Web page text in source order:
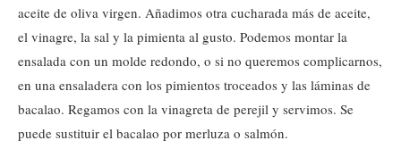
aceite de oliva virgen. Añadimos otra cucharada más de aceite,
el vinagre, la sal y la pimienta al gusto. Podemos montar la
ensalada con un molde redondo, o si no queremos complicarnos,
en una ensaladera con los pimientos troceados y las láminas de
bacalao. Regamos con la vinagreta de perejil y servimos. Se
puede sustituir el bacalao por merluza o salmón.